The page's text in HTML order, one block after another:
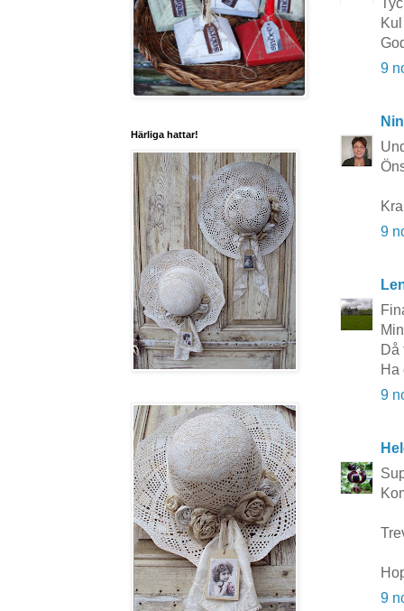
9
9
Då
Ha
9
9
Härliga hattar!